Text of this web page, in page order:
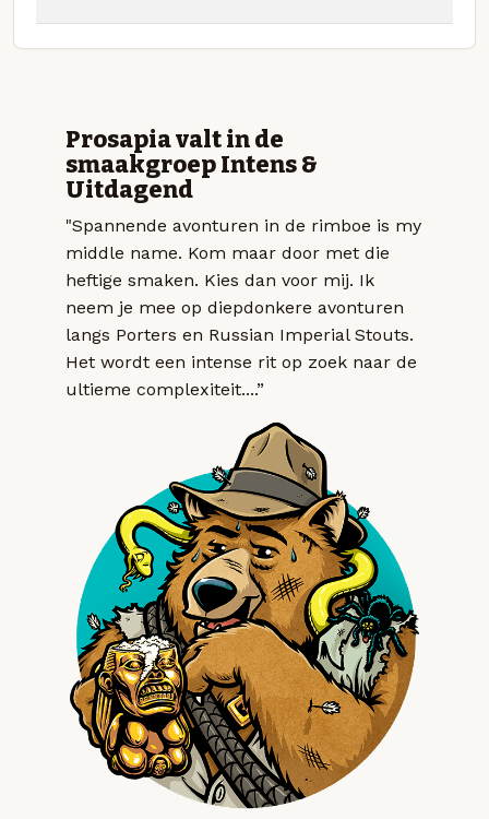
Prosapia valt in de
smaakgroep Intens &
Uitdagend
"Spannende avonturen in de rimboe is my
middle name. Kom maar door met die
heftige smaken. Kies dan voor mij. Ik
neem je mee op diepdonkere avonturen
langs Porters en Russian Imperial Stouts.
Het wordt een intense rit op zoek naar de
ultieme complexiteit....”